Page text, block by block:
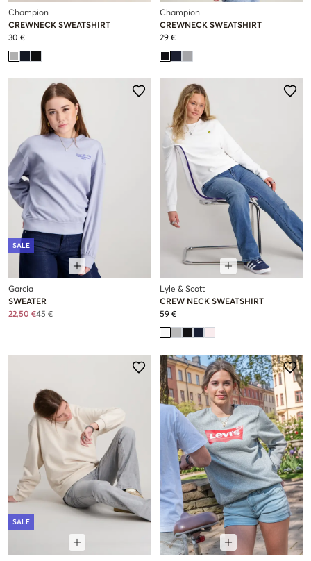
Champion
CREWNECK SWEATSHIRT
30 €
Champion
CREWNECK SWEATSHIRT
29 €
SALE
Garcia
SWEATER
22,50 €45 €
Lyle & Scott
CREW NECK SWEATSHIRT
59 €
SALE